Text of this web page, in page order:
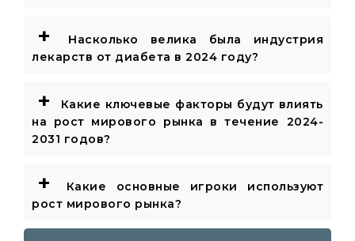
+
Насколько велика была индустрия
лекарств от диабета в 2024 году?
+
Какие ключевые факторы будут влиять
на рост мирового рынка в течение 2024-
2031 годов?
+
Какие основные игроки используют
рост мирового рынка?